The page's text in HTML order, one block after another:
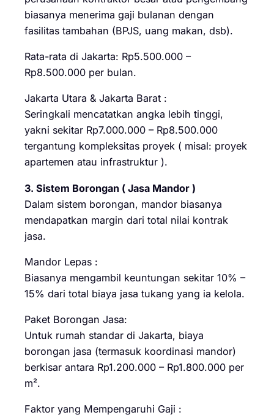
biasanya menerima gaji bulanan dengan
fasilitas tambahan (BPJS, uang makan, dsb).
Rata-rata di Jakarta: Rp5.500.000 –
Rp8.500.000 per bulan.
Jakarta Utara & Jakarta Barat :
Seringkali mencatatkan angka lebih tinggi,
yakni sekitar Rp7.000.000 – Rp8.500.000
tergantung kompleksitas proyek ( misal: proyek
apartemen atau infrastruktur ).
3. Sistem Borongan ( Jasa Mandor )
Dalam sistem borongan, mandor biasanya
mendapatkan margin dari total nilai kontrak
jasa.
Mandor Lepas :
Biasanya mengambil keuntungan sekitar 10% –
15% dari total biaya jasa tukang yang ia kelola.
Paket Borongan Jasa:
Untuk rumah standar di Jakarta, biaya
borongan jasa (termasuk koordinasi mandor)
berkisar antara Rp1.200.000 – Rp1.800.000 per
m².
Faktor yang Mempengaruhi Gaji :